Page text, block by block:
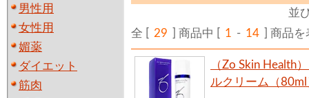
男性用
女性用
媚薬
ダイエット
筋肉
並
全 [
29 ] 商品中 [ 1 - 14 ] 商品
（Zo Skin Health
ルクリーム（80ml